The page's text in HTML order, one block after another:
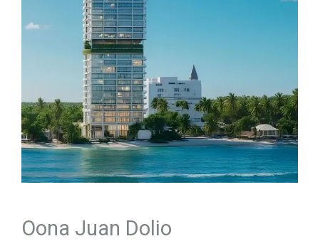
Oona Juan Dolio